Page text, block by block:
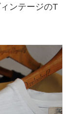
ンテージのT